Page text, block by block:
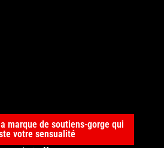
marque de soutiens-gorge qui
votre sensualité